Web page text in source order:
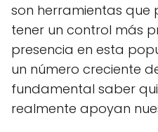
son herramientas que
tener un control más
presencia en esta
un número creciente
fundamental saber
realmente apoyan